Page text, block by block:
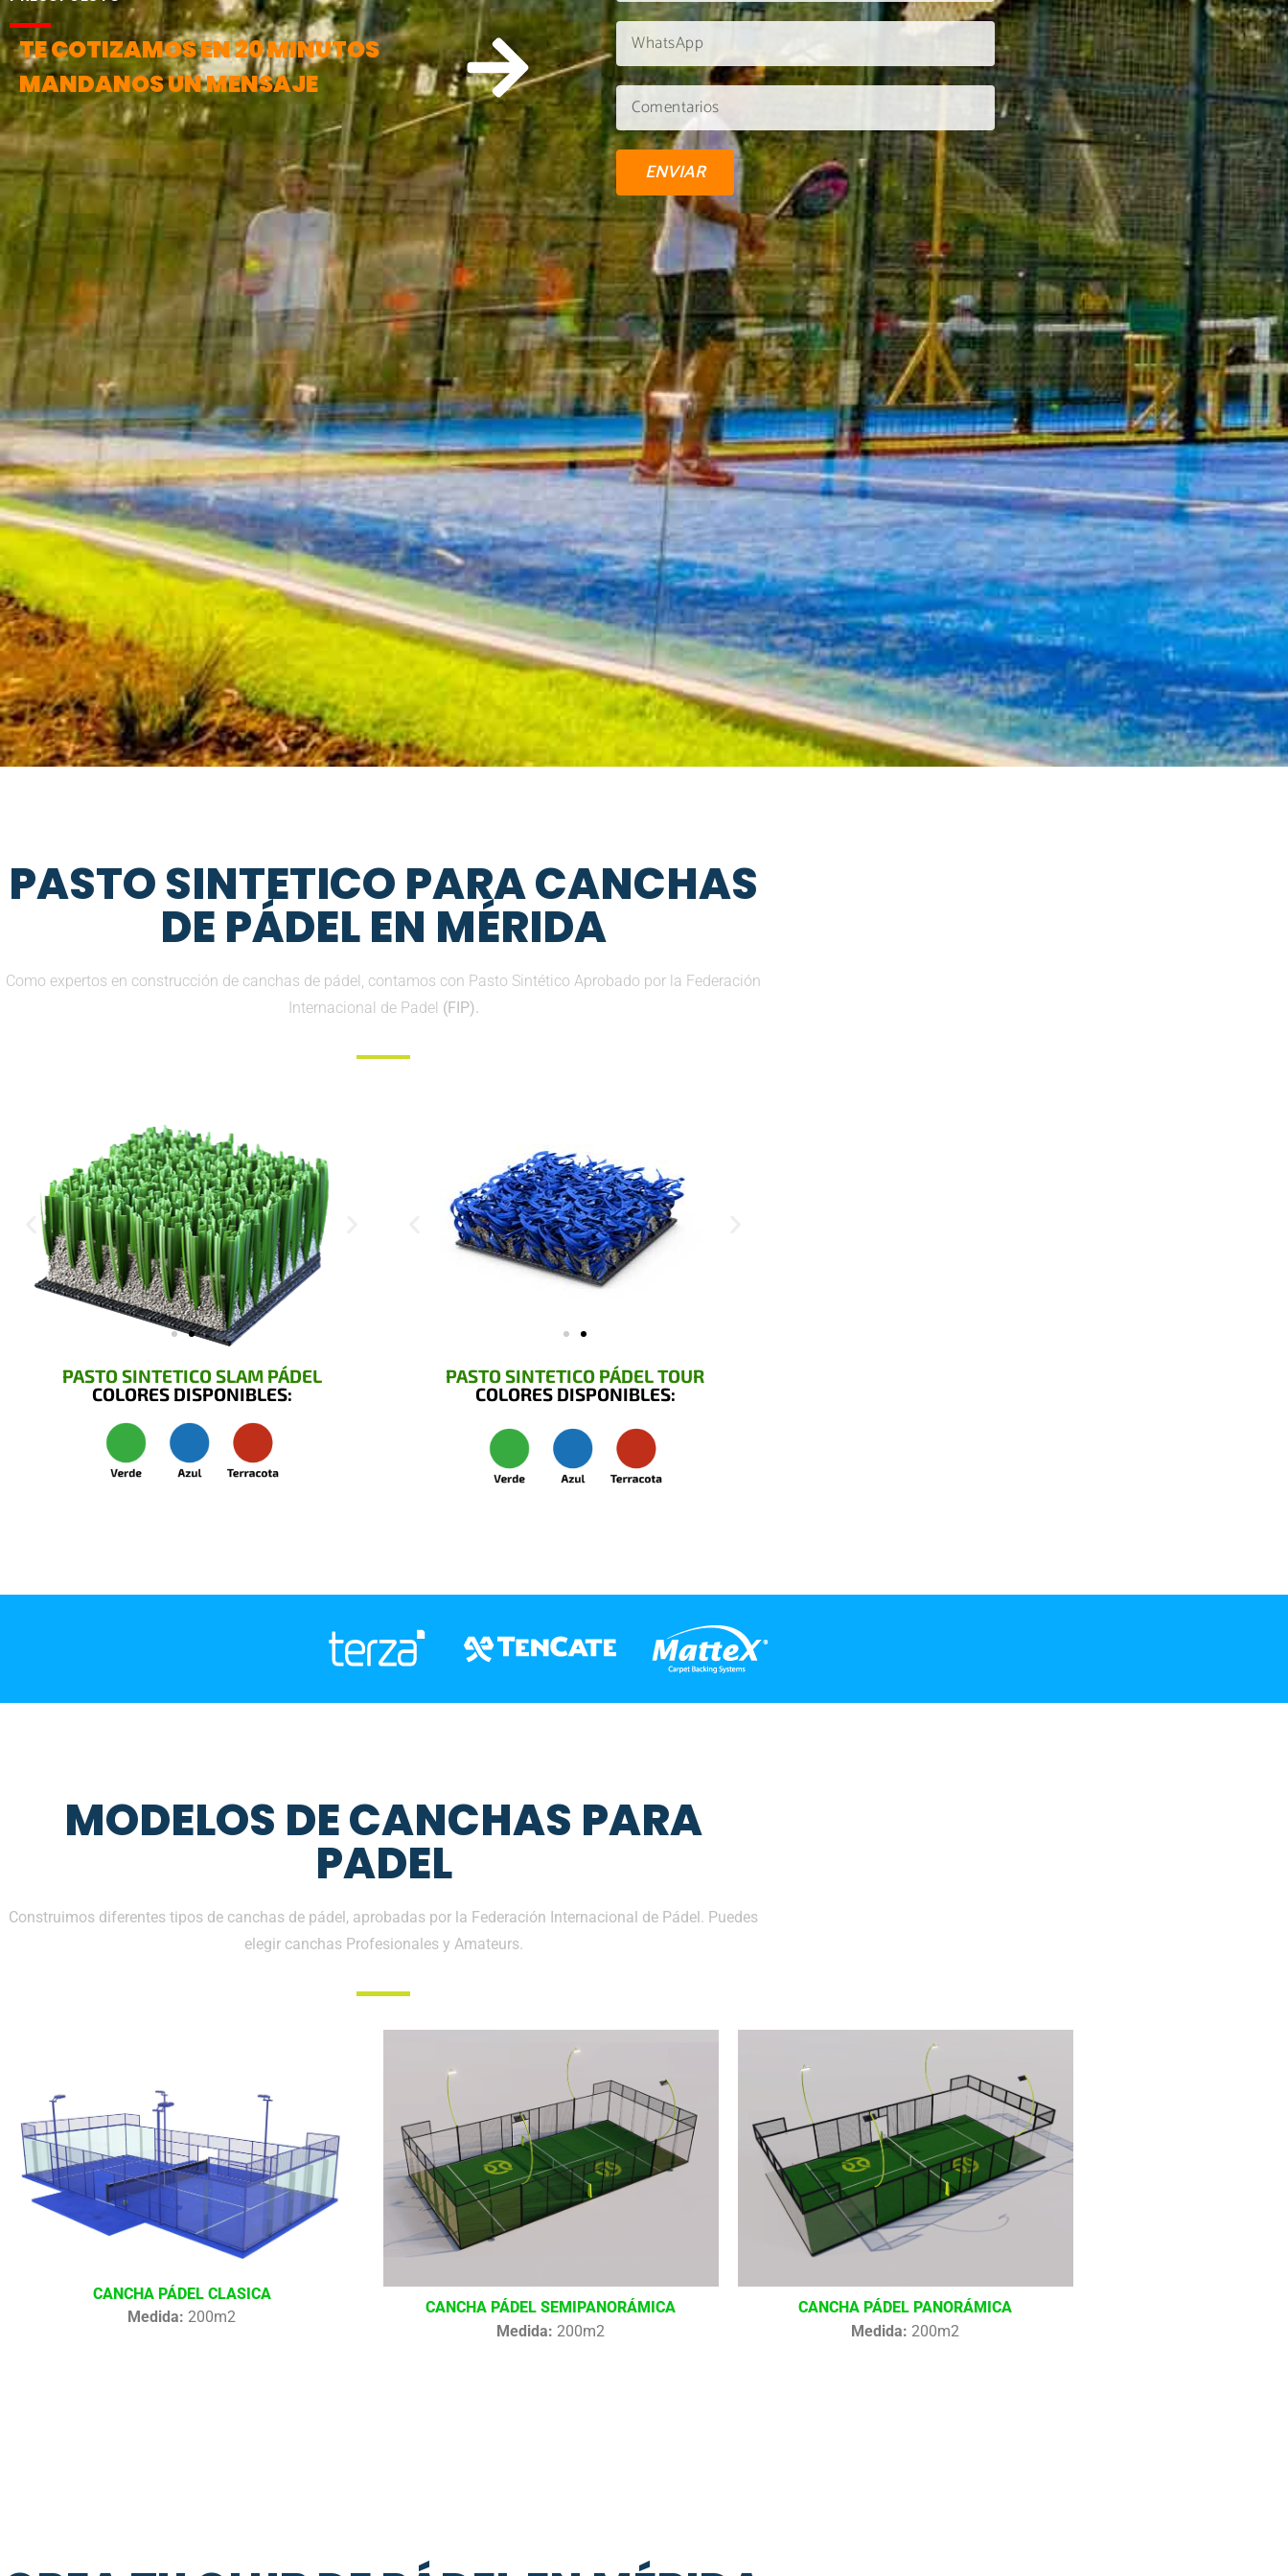
TE COTIZAMOS EN 20 MINUTOS
MANDANOS UN MENSAJE
ENVIAR
PASTO SINTETICO PARA CANCHAS
DE PÁDEL EN MÉRIDA
Como expertos en construcción de canchas de pádel, contamos con Pasto Sintético Aprobado por la Federación
Internacional de Padel (FIP).
PASTO SINTETICO SLAM PÁDEL
COLORES DISPONIBLES:
PASTO SINTETICO PÁDEL TOUR
COLORES DISPONIBLES:
MODELOS DE CANCHAS PARA
PADEL
Construimos diferentes tipos de canchas de pádel, aprobadas por la Federación Internacional de Pádel. Puedes
elegir canchas Profesionales y Amateurs.
CANCHA PÁDEL CLASICA
Medida: 200m2
CANCHA PÁDEL SEMIPANORÁMICA
Medida: 200m2
CANCHA PÁDEL PANORÁMICA
Medida: 200m2